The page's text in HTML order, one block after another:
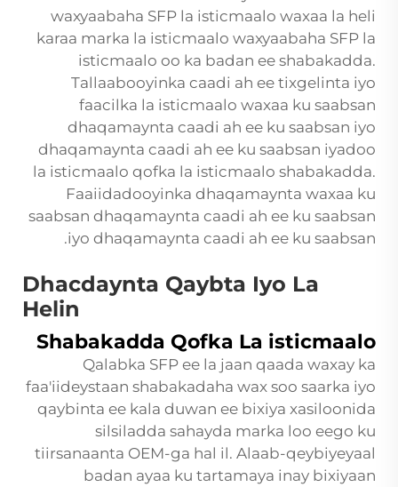
waxyaabaha SFP la isticmaalo waxaa la heli
karaa marka la isticmaalo waxyaabaha SFP la
isticmaalo oo ka badan ee shabakadda.
Tallaabooyinka caadi ah ee tixgelinta iyo
faacilka la isticmaalo waxaa ku saabsan
dhaqamaynta caadi ah ee ku saabsan iyo
dhaqamaynta caadi ah ee ku saabsan iyadoo
la isticmaalo qofka la isticmaalo shabakadda.
Faaiidadooyinka dhaqamaynta waxaa ku
saabsan dhaqamaynta caadi ah ee ku saabsan
iyo dhaqamaynta caadi ah ee ku saabsan.
Dhacdaynta Qaybta Iyo La
Helin
Shabakadda Qofka La isticmaalo
Qalabka SFP ee la jaan qaada waxay ka
faa'iideystaan shabakadaha wax soo saarka iyo
qaybinta ee kala duwan ee bixiya xasiloonida
silsiladda sahayda marka loo eego ku
tiirsanaanta OEM-ga hal il. Alaab-qeybiyeyaal
badan ayaa ku tartamaya inay bixiyaan